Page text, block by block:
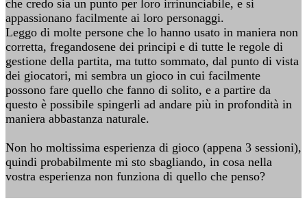
che credo sia un punto per loro irrinunciabile, e si
appassionano facilmente ai loro personaggi.
Leggo di molte persone che lo hanno usato in maniera non
corretta, fregandosene dei principi e di tutte le regole di
gestione della partita, ma tutto sommato, dal punto di vista
dei giocatori, mi sembra un gioco in cui facilmente
possono fare quello che fanno di solito, e a partire da
questo è possibile spingerli ad andare più in profondità in
maniera abbastanza naturale.
Non ho moltissima esperienza di gioco (appena 3 sessioni),
quindi probabilmente mi sto sbagliando, in cosa nella
vostra esperienza non funziona di quello che penso?